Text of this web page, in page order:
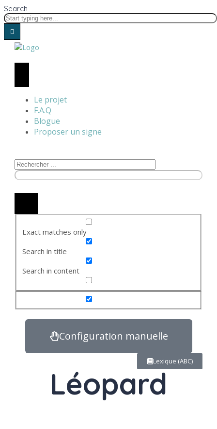
Search
Le projet
F.A.Q
Blogue
Proposer un signe
Exact matches only
Search in title
Search in content
Configuration manuelle
Lexique (ABC)
Léopard